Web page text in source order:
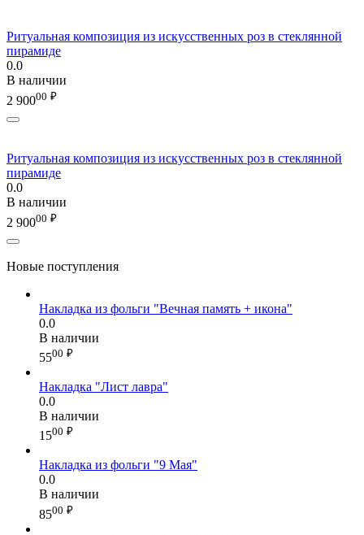
Ритуальная композиция из искусственных роз в стеклянной
пирамиде
0.0
В наличии
2 90000 ₽
Ритуальная композиция из искусственных роз в стеклянной
пирамиде
0.0
В наличии
2 90000 ₽
Новые поступления
Накладка из фольги "Вечная память + икона"
0.0
В наличии
5500 ₽
Накладка "Лист лавра"
0.0
В наличии
1500 ₽
Накладка из фольги "9 Мая"
0.0
В наличии
8500 ₽